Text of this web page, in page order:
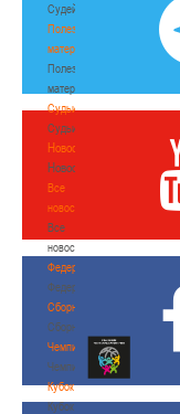
Судейство
Полезные
материалы
Полезные
материалы
Судьи
Судьи
Новости
Новости
Все
новости
Все
новости
Федерация
Федерация
Сборные
Сборные
Чемпионат
Чемпионат
Кубок
Кубок